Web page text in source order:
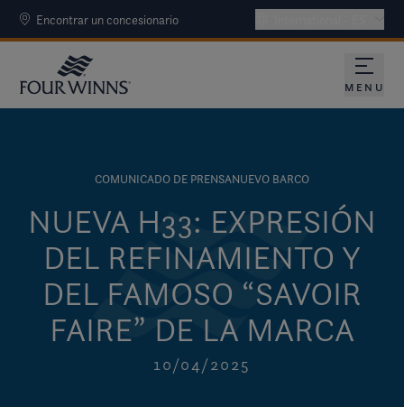
Encontrar un concesionario
MENU
COMUNICADO DE PRENSANUEVO BARCO
NUEVA H33: EXPRESIÓN
DEL REFINAMIENTO Y
DEL FAMOSO “SAVOIR
FAIRE” DE LA MARCA
10/04/2025